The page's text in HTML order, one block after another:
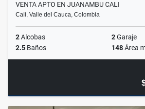
VENTA APTO EN JUANAMBU CALI
Cali, Valle del Cauca, Colombia
2Alcobas 2Garaje
2.5 Baños 148Área